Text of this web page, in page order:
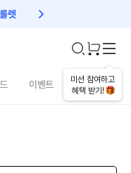
렛 친구초대 1만원 리워드!
미션 참여하고
혜택 받기!
이벤트 건강매거진